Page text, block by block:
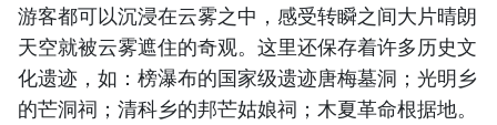
游客都可以沉浸在云雾之中，感受转瞬之间大片晴朗
天空就被云雾遮住的奇观。这里还保存着许多历史文
化遗迹，如：榜瀑布的国家级遗迹唐梅墓洞；光明乡
的芒洞祠；清科乡的邦芒姑娘祠；木夏革命根据地。